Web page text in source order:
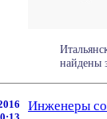
найдены
Инженеры